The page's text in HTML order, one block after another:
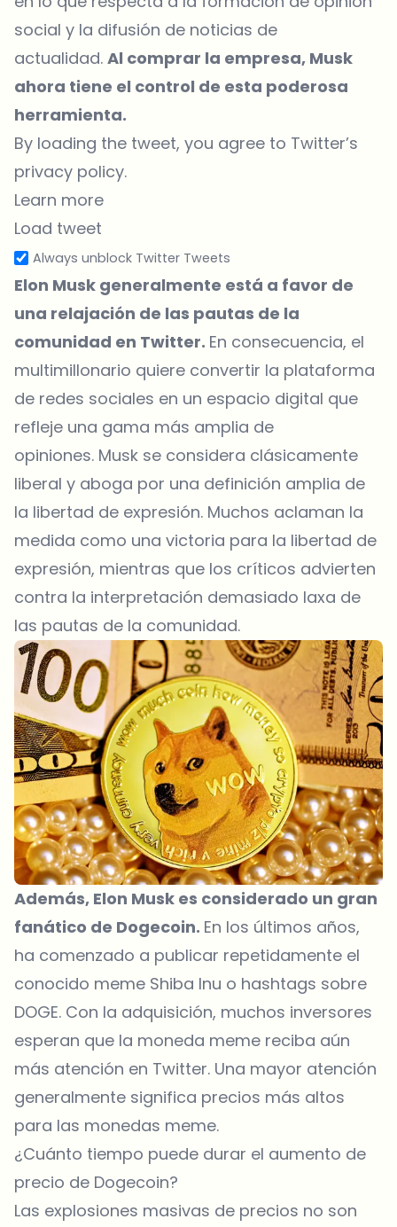
social y la difusión de noticias de
actualidad. Al comprar la empresa, Musk
ahora tiene el control de esta poderosa
herramienta.
By loading the tweet, you agree to Twitter’s
privacy policy.
Learn more
Load tweet
Always unblock Twitter Tweets
Elon Musk generalmente está a favor de
una relajación de las pautas de la
comunidad en Twitter. En consecuencia, el
multimillonario quiere convertir la plataforma
de redes sociales en un espacio digital que
refleje una gama más amplia de
opiniones. Musk se considera clásicamente
liberal y aboga por una definición amplia de
la libertad de expresión. Muchos aclaman la
medida como una victoria para la libertad de
expresión, mientras que los críticos advierten
contra la interpretación demasiado laxa de
las pautas de la comunidad.
Además, Elon Musk es considerado un gran
fanático de Dogecoin. En los últimos años,
ha comenzado a publicar repetidamente el
conocido meme Shiba Inu o hashtags sobre
DOGE. Con la adquisición, muchos inversores
esperan que la moneda meme reciba aún
más atención en Twitter. Una mayor atención
generalmente significa precios más altos
para las monedas meme.
¿Cuánto tiempo puede durar el aumento de
precio de Dogecoin?
Las explosiones masivas de precios no son